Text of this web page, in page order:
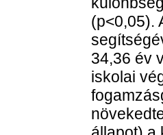
(p<0,05).
34,36 év
iskolai